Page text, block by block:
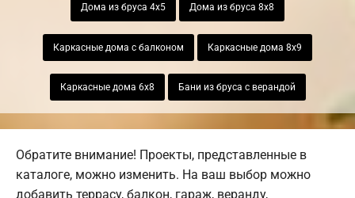
Дома из бруса 4х5 Дома из бруса 8х8
Каркасные дома с балконом Каркасные дома 8х9
Каркасные дома 6х8 Бани из бруса с верандой
Обратите внимание! Проекты, представленные в
каталоге, можно изменить. На ваш выбор можно
добавить террасу, балкон, гараж, веранду,